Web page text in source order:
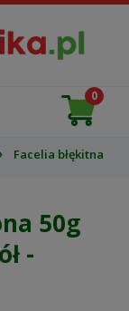
Facelia błękitna
50g
-